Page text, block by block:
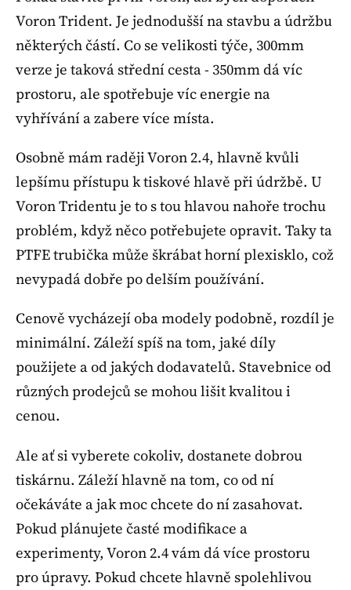
Voron Trident. Je jednodušší na stavbu a údržbu
některých částí. Co se velikosti týče, 300mm
verze je taková střední cesta - 350mm dá víc
prostoru, ale spotřebuje víc energie na
vyhřívání a zabere více místa.
Osobně mám raději Voron 2.4, hlavně kvůli
lepšímu přístupu k tiskové hlavě při údržbě. U
Voron Tridentu je to s tou hlavou nahoře trochu
problém, když něco potřebujete opravit. Taky ta
PTFE trubička může škrábat horní plexisklo, což
nevypadá dobře po delším používání.
Cenově vycházejí oba modely podobně, rozdíl je
minimální. Záleží spíš na tom, jaké díly
použijete a od jakých dodavatelů. Stavebnice od
různých prodejců se mohou lišit kvalitou i
cenou.
Ale ať si vyberete cokoliv, dostanete dobrou
tiskárnu. Záleží hlavně na tom, co od ní
očekáváte a jak moc chcete do ní zasahovat.
Pokud plánujete časté modifikace a
experimenty, Voron 2.4 vám dá více prostoru
pro úpravy. Pokud chcete hlavně spolehlivou